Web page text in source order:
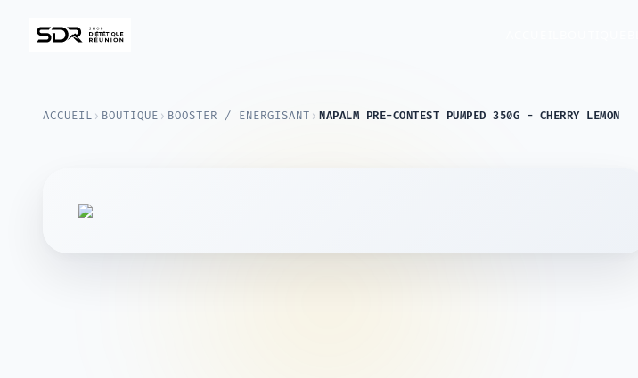
ACCUEIL › BOUTIQUE › BOOSTER / ENERGISANT › NAPALM PRE-CONTEST PUMPED 350G - CHERRY LEMON